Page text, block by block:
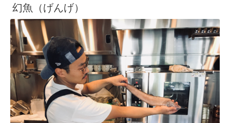
幻魚（げんげ）